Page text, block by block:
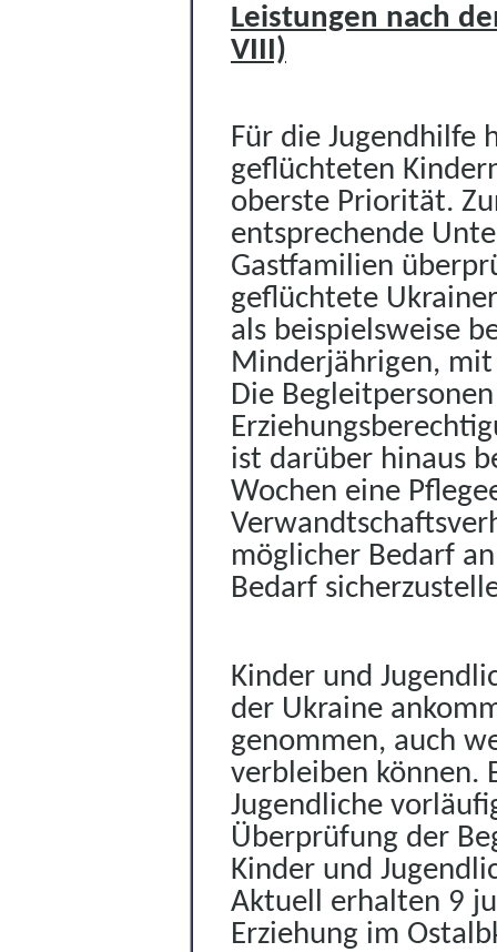
Leistungen nach
VIII)
Für die Jugendhilfe
geflüchteten
oberste Priorität.
entsprechende
Gastfamilien
geflüchtete
als beispielsweise
Minderjährigen,
Die
ist darüber hinaus
Wochen eine
möglicher Bedarf
Bedarf
Kinder und
der Ukraine
genommen, auch
verbleiben können.
Jugendliche
Überprüfung der
Kinder und
Aktuell erhalten 9
Erziehung im